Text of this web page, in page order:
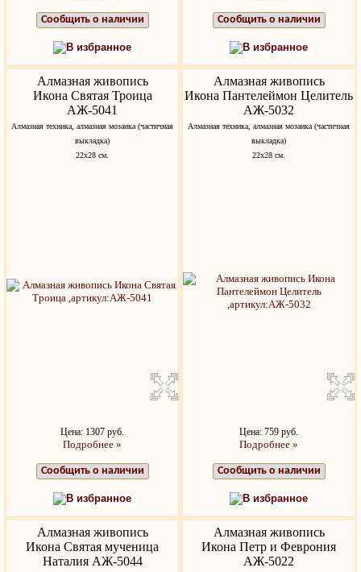
Сообщить о наличии
В избранное
Сообщить о наличии
В избранное
Алмазная живопись
Икона Святая Троица
АЖ-5041
Алмазная техника, алмазная мозаика (частичная
выкладка)
22х28 см.
Цена: 1307 руб.
Подробнее »
Сообщить о наличии
В избранное
Алмазная живопись
Икона Пантелеймон Целитель
АЖ-5032
Алмазная техника, алмазная мозаика (частичная
выкладка)
22х28 см.
Цена: 759 руб.
Подробнее »
Сообщить о наличии
В избранное
Алмазная живопись
Икона Святая мученица
Наталия АЖ-5044
Алмазная живопись
Икона Петр и Феврония
АЖ-5022